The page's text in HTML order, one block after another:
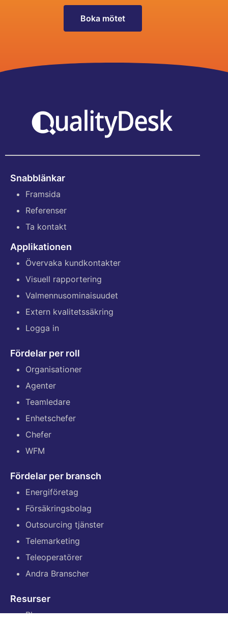
Boka mötet
Snabblänkar
Framsida
Referenser
Ta kontakt
Applikationen
Övervaka kundkontakter
Visuell rapportering
Valmennusominaisuudet
Extern kvalitetssäkring
Logga in
Fördelar per roll
Organisationer
Agenter
Teamledare
Enhetschefer
Chefer
WFM
Fördelar per bransch
Energiföretag
Försäkringsbolag
Outsourcing tjänster
Telemarketing
Teleoperatörer
Andra Branscher
Resurser
Blogg